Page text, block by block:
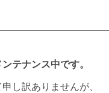
テナンス中です。
し訳ありませんが、